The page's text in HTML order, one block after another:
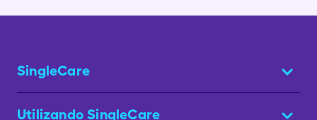
SingleCare
Utilizando SingleCare